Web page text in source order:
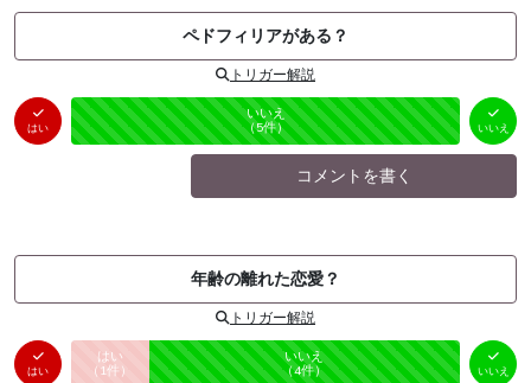
ペドフィリアがある？
トリガー解説
はい
はい
（0件）
未投票
いいえ
（5件） いいえ
コメントを書く
年齢の離れた恋愛？
トリガー解説
はい
はい
（ 1件） 未投票
いいえ
（4件） いいえ